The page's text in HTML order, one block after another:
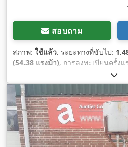
สอบถาม
สภาพ: ใช้แล้ว, ระยะทางที่ขับไป:
(54.38 แรงม้า), การลงทะเบียนครั้งแ
4,000 กก.
01/2028, สี:น้ำเงิน, ประเภทเกียร์:เ
จำนวนที่นั่ง:1, ชั่วโมงการทำงาน:
ล้อ, ข้อต่อพ่วงรถพ่วง, ห้องโดยสาร,
เติม